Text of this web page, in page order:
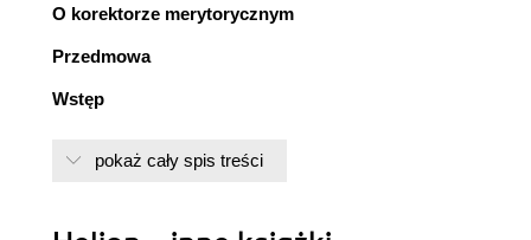
O korektorze merytorycznym
Przedmowa
Wstęp
pokaż cały spis treści